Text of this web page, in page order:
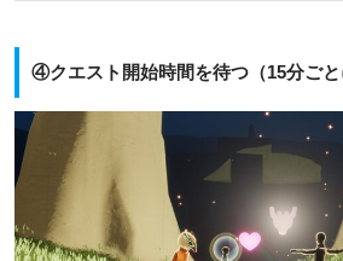
④クエスト開始時間を待つ（15分ごと